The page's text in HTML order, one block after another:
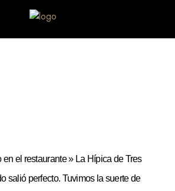
en el restaurante » La Hípica de Tres
salió perfecto. Tuvimos la suerte de